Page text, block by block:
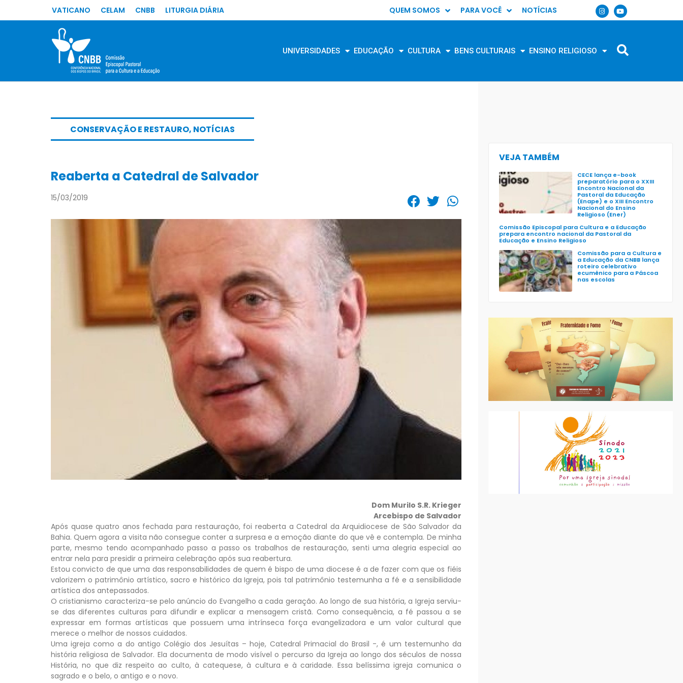
VATICANO CELAM CNBB LITURGIA DIÁRIA QUEM SOMOS PARA VOCÊ NOTÍCIAS
UNIVERSIDADES EDUCAÇÃO CULTURA BENS CULTURAIS ENSINO RELIGIOSO
CONSERVAÇÃO E RESTAURO, NOTÍCIAS
Reaberta a Catedral de Salvador
15/03/2019
Dom Murilo S.R. Krieger
Arcebispo de Salvador
Após quase quatro anos fechada para restauração, foi reaberta a Catedral da Arquidiocese de São Salvador da
Bahia. Quem agora a visita não consegue conter a surpresa e a emoção diante do que vê e contempla. De minha
parte, mesmo tendo acompanhado passo a passo os trabalhos de restauração, senti uma alegria especial ao
entrar nela para presidir a primeira celebração após sua reabertura.
Estou convicto de que uma das responsabilidades de quem é bispo de uma diocese é a de fazer com que os fiéis
valorizem o patrimônio artístico, sacro e histórico da Igreja, pois tal patrimônio testemunha a fé e a sensibilidade
artística dos antepassados.
O cristianismo caracteriza-se pelo anúncio do Evangelho a cada geração. Ao longo de sua história, a Igreja serviu-
se das diferentes culturas para difundir e explicar a mensagem cristã. Como consequência, a fé passou a se
expressar em formas artísticas que possuem uma intrínseca força evangelizadora e um valor cultural que
merece o melhor de nossos cuidados.
Uma igreja como a do antigo Colégio dos Jesuítas – hoje, Catedral Primacial do Brasil -, é um testemunho da
história religiosa de Salvador. Ela documenta de modo visível o percurso da Igreja ao longo dos séculos de nossa
História, no que diz respeito ao culto, à catequese, à cultura e à caridade. Essa belíssima igreja comunica o
sagrado e o belo, o antigo e o novo.
VEJA TAMBÉM
CECE lança e-book
preparatório para o XXIII
Encontro Nacional da
Pastoral da Educação
(Enape) e o XIII Encontro
Nacional do Ensino
Religioso (Ener)
Comissão Episcopal para Cultura e a Educação
prepara encontro nacional da Pastoral da
Educação e Ensino Religioso
Comissão para a Cultura e
a Educação da CNBB lança
roteiro celebrativo
ecumênico para a Páscoa
nas escolas